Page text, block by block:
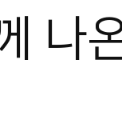
나